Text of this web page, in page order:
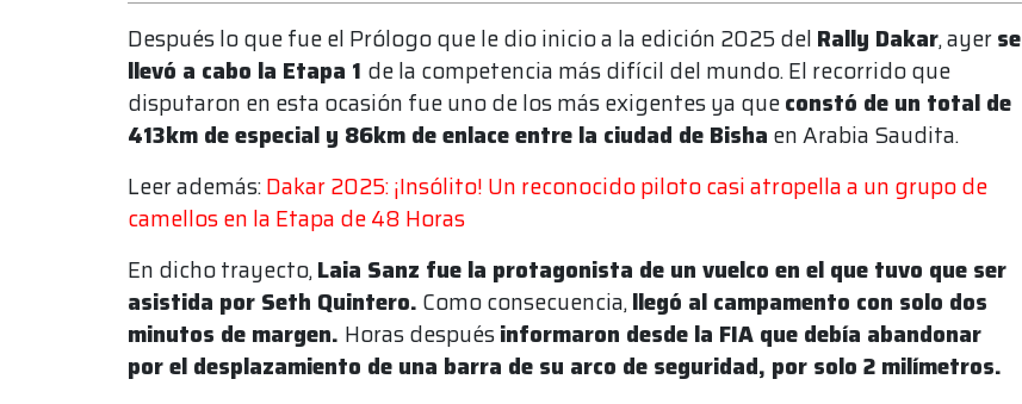
Después lo que fue el Prólogo que le dio inicio a la edición 2025 del Rally Dakar, ayerse
llevó a cabo la Etapa 1 de la competencia más difícil del mundo. El recorrido que
disputaron en esta ocasión fue uno de los más exigentes ya queconstó de un total de
413km de especial y 86km de enlace entre la ciudad de Bisha en Arabia Saudita.
Leer además:Dakar 2025: ¡Insólito! Un reconocido piloto casi atropella a un grupo de
camellos en la Etapa de 48 Horas
En dicho trayecto,Laia Sanz fue la protagonista de un vuelco en el que tuvo que ser
asistida por Seth Quintero. Como consecuencia,llegó al campamento con solo dos
minutos de margen. Horas despuésinformaron desde la FIA que debía abandonar
por el desplazamiento de una barra de su arco de seguridad, por solo 2 milímetros.